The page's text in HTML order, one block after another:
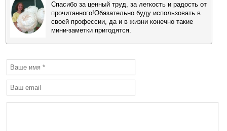
Спасибо за ценный труд, за легкость и радость от
прочитанного!Обязательно буду использовать в
своей профессии, да и в жизни конечно такие
мини-заметки пригодятся.